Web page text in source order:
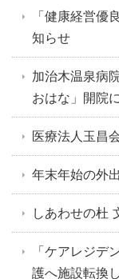
「健康経営
知らせ
加治木温泉病
おはな」開院
医療法人玉昌
年末年始の外
しあわせの杜
「ケアレジデ
護へ施設転換